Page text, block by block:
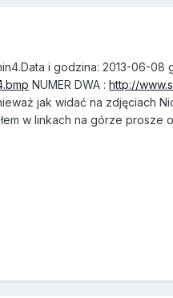
i godzina: 2013-06-
NUMER DWA : http://
jak widać na zdjęciach
w linkach na górze